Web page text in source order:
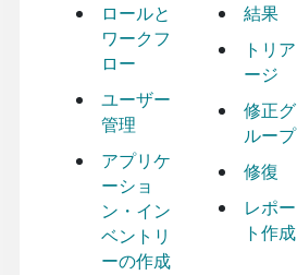
ロールと
ワークフ
ロー
ユーザー
管理
アプリケ
ーショ
ン・イン
ベントリ
ーの作成
結果
トリア
ージ
修正グ
ループ
修復
レポー
ト作成